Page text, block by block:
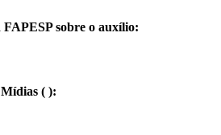
sobre o auxílio:
( ):